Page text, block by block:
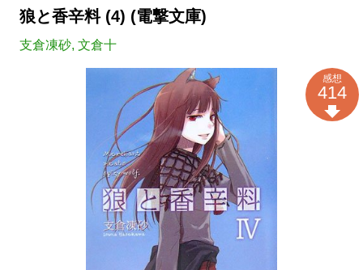
狼と香辛料 (4) (電撃文庫)
支倉凍砂, 文倉十
感想
414